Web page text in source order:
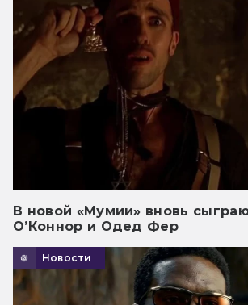
В новой «Мумии» вновь
О’Коннор и Одед Фер
Новости